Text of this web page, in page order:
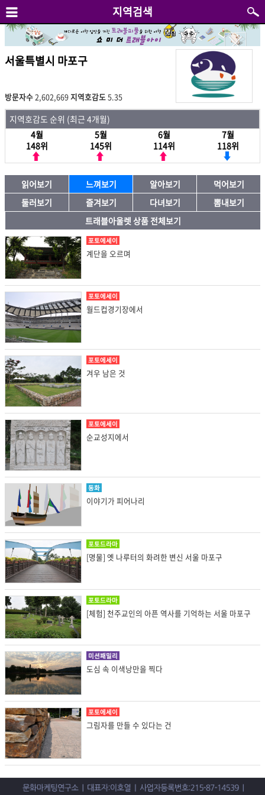
지역검색
서울특별시 마포구
방문자수2,602,669지역호감도 5.35
지역호감도 순위 (최근 4개월)
4월
148위
5월
145위
6월
114위
7월
118위
읽어보기 느껴보기 알아보기
먹어보기
둘러보기
즐겨보기 다녀보기
뽐내보기
트래블아울렛 상품 전체보기
포토에세이
계단을 오르며
포토에세이
월드컵경기장에서
포토에세이
겨우 남은 것
포토에세이
순교성지에서
동화
이야기가 피어나리
포토드라마
[명물] 옛 나루터의 화려한 변신 서울 마포구
포토드라마
[체험] 천주교인의 아픈 역사를 기억하는 서울 마포구
미션패밀리
도심 속 이색낭만을 찍다
포토에세이
그림자를 만들 수 있다는 건